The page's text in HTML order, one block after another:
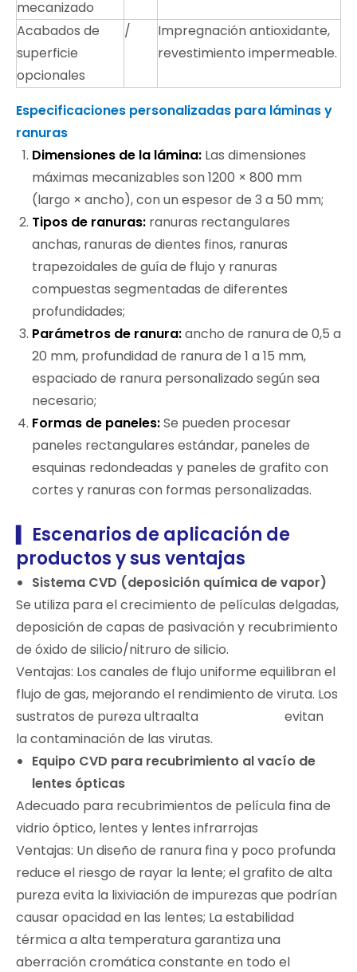
mecanizado
Acabados de
superficie
opcionales
/
Impregnación antioxidante,
revestimiento impermeable.
Especificaciones personalizadas para láminas y
ranuras
Dimensiones de la lámina: Las dimensiones
máximas mecanizables son 1200 × 800 mm
(largo × ancho), con un espesor de 3 a 50 mm;
Tipos de ranuras: ranuras rectangulares
anchas, ranuras de dientes finos, ranuras
trapezoidales de guía de flujo y ranuras
compuestas segmentadas de diferentes
profundidades;
Parámetros de ranura:ancho de ranura de 0,5 a
20 mm, profundidad de ranura de 1 a 15 mm,
espaciado de ranura personalizado según sea
necesario;
Formas de paneles:Se pueden procesar
paneles rectangulares estándar, paneles de
esquinas redondeadas y paneles de grafito con
cortes y ranuras con formas personalizadas.
Escenarios de aplicación de
productos y sus ventajas
Sistema CVD (deposición química de vapor)
Se utiliza para el crecimiento de películas delgadas,
deposición de capas de pasivación y recubrimiento
de óxido de silicio/nitruro de silicio.
Ventajas: Los canales de flujo uniforme equilibran el
flujo de gas, mejorando el rendimiento de viruta. Los
sustratos de pureza ultraalta evitan
la contaminación de las virutas.
Equipo CVD para recubrimiento al vacío de
lentes ópticas
Adecuado para recubrimientos de película fina de
vidrio óptico, lentes y lentes infrarrojas
Ventajas: Un diseño de ranura fina y poco profunda
reduce el riesgo de rayar la lente; el grafito de alta
pureza evita la lixiviación de impurezas que podrían
causar opacidad en las lentes; La estabilidad
térmica a alta temperatura garantiza una
aberración cromática constante en todo el